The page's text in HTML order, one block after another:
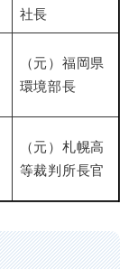
社長
（元）福岡県
環境部長
（元）札幌高
等裁判所長官